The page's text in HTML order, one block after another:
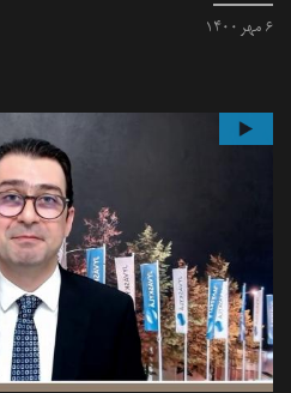
۶ مهر ۱۴۰۰